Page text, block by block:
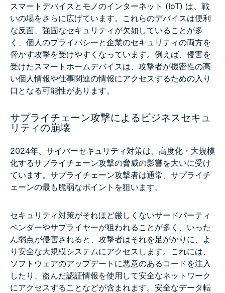
スマートデバイスとモノのインターネット (IoT) は、戦
いの場をさらに広げています。これらのデバイスは便利
な反面、強固なセキュリティが欠如していることが多
く、個人のプライバシーと企業のセキュリティの両方を
脅かす攻撃を受けやすくなっています。例えば、侵害を
受けたスマートホームデバイスは、攻撃者が機密性の高
い個人情報や仕事関連の情報にアクセスするための入り
口となる可能性があります。
サプライチェーン攻撃によるビジネスセキュ
リティの崩壊
2024年、サイバーセキュリティ対策は、高度化・大規模
化するサプライチェーン攻撃の脅威の影響を大いに受け
ています。サプライチェーン攻撃者は通常、サプライチ
ェーンの最も脆弱なポイントを狙います。
セキュリティ対策がそれほど厳しくないサードパーティ
ベンダーやサプライヤーが狙われることが多く、いった
ん弱点が侵害されると、攻撃者はそれを足がかりに、よ
り安全な大規模システムにアクセスします。これには、
ソフトウェアのアップデートに悪意のあるコードを注入
したり、盗んだ認証情報を使用して安全なネットワーク
にアクセスすることなどが含まれます。安全なデータ転